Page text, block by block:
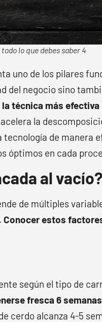
lo que debes saber 4
uno de los pilares
del negocio sino
técnica más
la
de manera
óptimos en cada
al vacío?
de múltiples
Conocer estos
según el tipo de
fresca 6
cerdo alcanza 4-5